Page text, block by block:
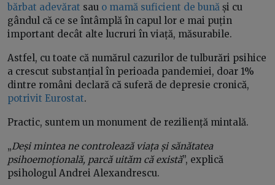
bărbat adevărat sau o mamă suficient de bună și cu
gândul că ce se întâmplă în capul lor e mai puțin
important decât alte lucruri în viață, măsurabile.
Astfel, cu toate că numărul cazurilor de tulburări psihice
a crescut substanțial în perioada pandemiei, doar 1%
dintre români declară că suferă de depresie cronică,
potrivit Eurostat.
Practic, suntem un monument de reziliență mintală.
„Deși mintea ne controlează viața și sănătatea
psihoemoțională, parcă uităm că există”, explică
psihologul Andrei Alexandrescu.